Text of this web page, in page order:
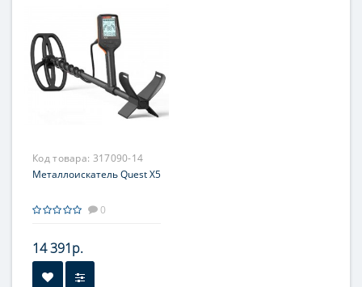
Код товара: 317090-14
Металлоискатель Quest X5
0
14 391р.